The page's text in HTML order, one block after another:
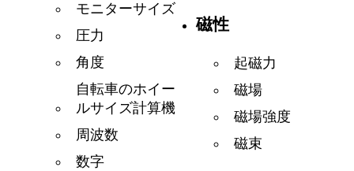
モニターサイズ
圧力
角度
自転車のホイー
ルサイズ計算機
周波数
数字
磁性
起磁力
磁場
磁場強度
磁束